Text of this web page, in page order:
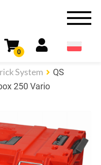
0
System
QS
250 Vario